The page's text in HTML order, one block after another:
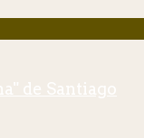
de Santiago